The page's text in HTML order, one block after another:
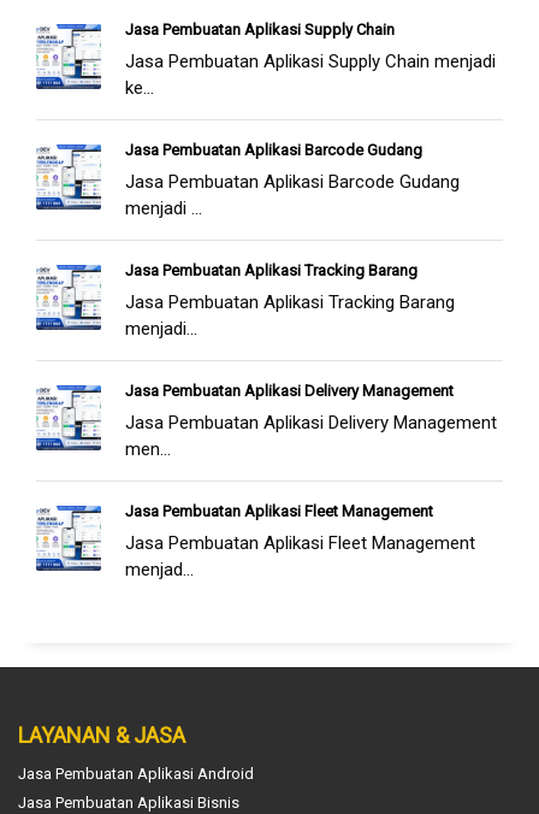
Jasa Pembuatan Aplikasi Supply Chain
Jasa Pembuatan Aplikasi Supply Chain menjadi
ke...
Jasa Pembuatan Aplikasi Barcode Gudang
Jasa Pembuatan Aplikasi Barcode Gudang
menjadi ...
Jasa Pembuatan Aplikasi Tracking Barang
Jasa Pembuatan Aplikasi Tracking Barang
menjadi...
Jasa Pembuatan Aplikasi Delivery Management
Jasa Pembuatan Aplikasi Delivery Management
men...
Jasa Pembuatan Aplikasi Fleet Management
Jasa Pembuatan Aplikasi Fleet Management
menjad...
LAYANAN & JASA
Jasa Pembuatan Aplikasi Android
Jasa Pembuatan Aplikasi Bisnis